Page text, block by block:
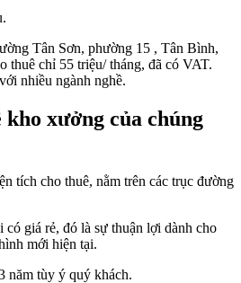
Tân Sơn, phường 15 , Tân Bình,
thuê chỉ 55 triệu/ tháng, đã có VAT.
nhiều ngành nghề.
xưởng của chúng
tích cho thuê, nằm trên các trục đường
giá rẻ, đó là sự thuận lợi dành cho
mới hiện tại.
năm tùy ý quý khách.